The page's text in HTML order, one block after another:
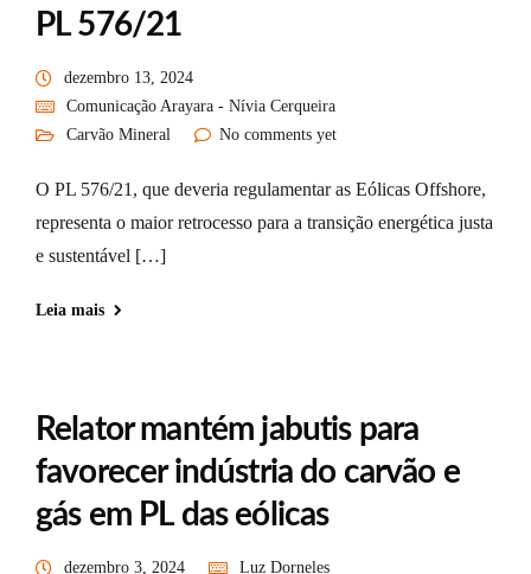
PL 576/21
dezembro 13, 2024
Comunicação Arayara - Nívia Cerqueira
Carvão Mineral
No comments yet
O PL 576/21, que deveria regulamentar as Eólicas Offshore,
representa o maior retrocesso para a transição energética justa
e sustentável […]
Leia mais
Relator mantém jabutis para
favorecer indústria do carvão e
gás em PL das eólicas
dezembro 3, 2024
Luz Dorneles